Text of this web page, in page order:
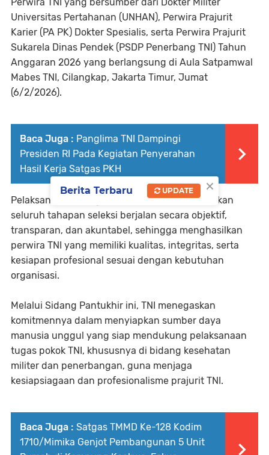
Universitas Pertahanan (UNHAN), Perwira Prajurit
Karier (PA PK) Dokter Spesialis, serta Perwira Prajurit
Sukarela Dinas Pendek (PSDP Penerbang TNI) Tahun
Anggaran 2026 yang berlangsung di Aula Satpamwal
Mabes TNI, Cilangkap, Jakarta Timur, Jumat
(6/2/2026).
Baca Juga : Panglima TNI Dampingi
Presiden RI Pada Kegiatan Penyerahan
Hasil Kerja Satgas PKH
Pelaksanaan sidang bertujuan untuk memastikan
seluruh tahapan seleksi berjalan secara objektif,
transparan, dan akuntabel, sehingga menghasilkan
perwira TNI yang memiliki kualitas, integritas, serta
kesiapan profesional sesuai dengan kebutuhan
organisasi.
Melalui Sidang Pantukhir ini, TNI menegaskan
komitmennya dalam menyiapkan sumber daya
manusia unggul yang siap mendukung pelaksanaan
tugas pokok TNI, khususnya di bidang kesehatan
militer dan penerbangan, guna menjaga
kesiapsiagaan dan profesionalisme prajurit TNI.
Baca Juga : Satgas TMMD Ke-128 Kodim
1710/Mimika Genjot Pembangunan 5 Unit
×
Berita Terbaru UPDATE